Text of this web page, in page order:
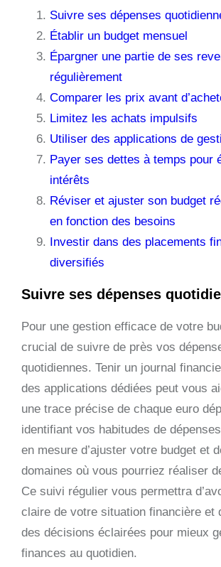
Suivre ses dépenses
Établir un budget mensuel
Épargner une partie de ses
régulièrement
Comparer les prix avant
Limitez les achats impulsifs
Utiliser des applications de
Payer ses dettes à temps pour
intérêts
Réviser et ajuster son budget
en fonction des besoins
Investir dans des placements
diversifiés
Suivre ses dépenses
Pour une gestion efficace de votre
crucial de suivre de près vos
quotidiennes. Tenir un journal
des applications dédiées peut vous
une trace précise de chaque euro
identifiant vos habitudes de
en mesure d’ajuster votre budget et
domaines où vous pourriez réaliser
Ce suivi régulier vous permettra
claire de votre situation financière et
des décisions éclairées pour mieux
finances au quotidien.